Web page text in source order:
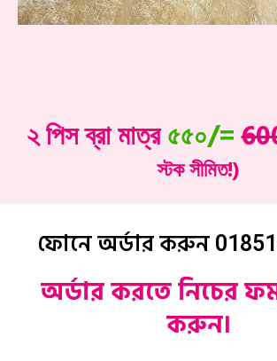
২ পিস ব্রা মাত্র৫৫০/=
স্টক সীমিত!)
ফোনে অর্ডার করুন
অর্ডার করতে নিচের
করুন।